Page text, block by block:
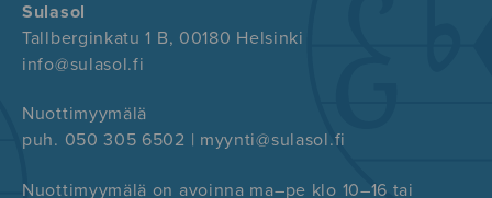
Sulasol
Tallberginkatu 1 B, 00180 Helsinki
info@sulasol.fi
Nuottimyymälä
puh. 050 305 6502 | myynti@sulasol.fi
Nuottimyymälä on avoinna ma–pe klo 10–16 tai